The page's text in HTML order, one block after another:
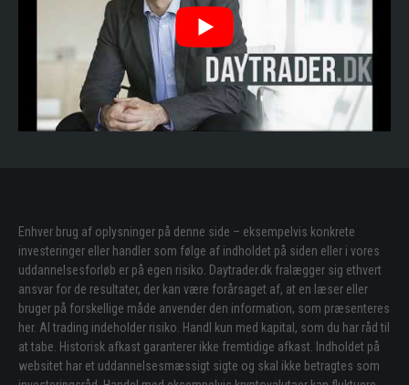
Enhver brug af oplysninger på denne side – eksempelvis konkrete
investeringer eller handler som følge af indholdet på siden eller i vores
uddannelsesforløb er på egen risiko. Daytrader.dk fralægger sig ethvert
ansvar for de resultater, der kan være forårsaget af, at en læser eller
bruger på forskellige måde anvender den information, som præsenteres
her. Al trading indeholder risiko. Handl kun med kapital, som du har råd til
at tabe. Historisk afkast garanterer ikke fremtidige afkast. Indholdet på
websitet har et uddannelsesmæssigt sigte og skal ikke betragtes som